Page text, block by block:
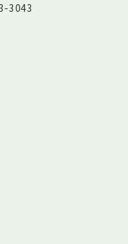
3043